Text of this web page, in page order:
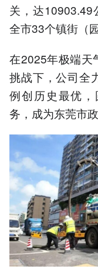
关，达
全市33个镇街（
在2025年极端天
挑战下，公司全
例创历史最优
务，成为东莞市